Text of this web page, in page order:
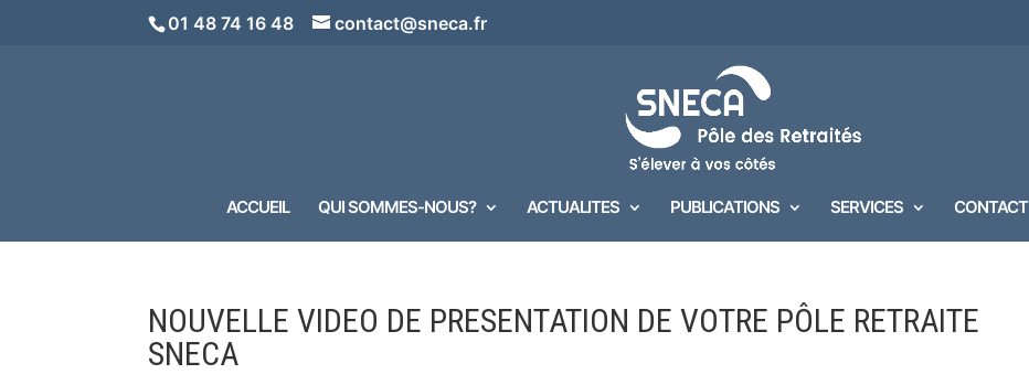
01 48 74 16 48 contact@sneca.fr
ACCUEIL QUI SOMMES-NOUS? ACTUALITES PUBLICATIONS SERVICES CONTACT
NOUVELLE VIDEO DE PRESENTATION DE VOTRE PÔLE RETRAITE
SNECA